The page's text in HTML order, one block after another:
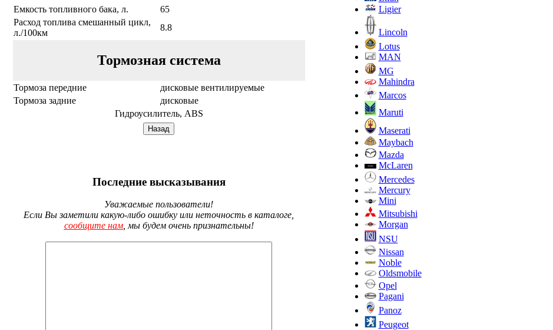
Емкость топливного бака, л.
65
Расход топлива смешанный цикл,
л./100км
8.8
Тормозная система
Тормоза передние
дисковые вентилируемые
Тормоза задние
дисковые
Гидроусилитель, ABS
Последние высказывания
Уважаемые пользователи!
Если Вы заметили какую-либо ошибку или неточность в каталоге,
сообщите нам, мы будем очень признательны!
Ligier
Lincoln
Lotus
MAN
MG
Mahindra
Marcos
Maruti
Maserati
Maybach
Mazda
McLaren
Mercedes
Mercury
Mini
Mitsubishi
Morgan
NSU
Nissan
Noble
Oldsmobile
Opel
Pagani
Panoz
Peugeot